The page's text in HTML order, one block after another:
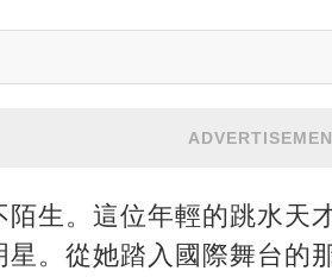
生。這位年輕的跳水天
。從她踏入國際舞台的